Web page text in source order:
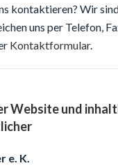
kontaktieren? Wir
uns per Telefon,
Kontaktformular.
Website und
e. K.